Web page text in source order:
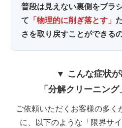
普段は見えない裏側をブラ
て 「物理的に削ぎ落とす」
さを取り戻すことができるの
▼ こんな症状
「分解クリーニン
ご依頼いただくお客様の多
に、以下のような「限界サ